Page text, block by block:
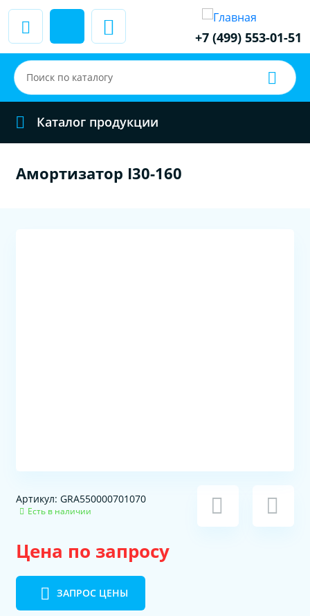
+7 (499) 553-01-51
Каталог продукции
Амортизатор I30-160
Артикул: GRA550000701070
Есть в наличии
Цена по запросу
ЗАПРОС ЦЕНЫ